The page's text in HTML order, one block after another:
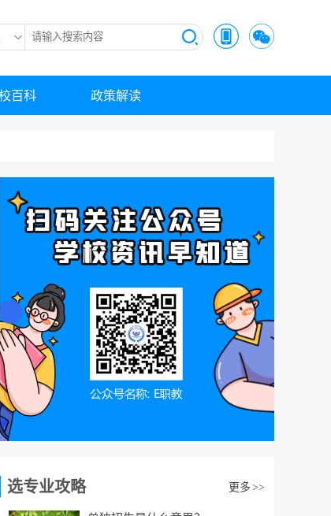
百科 政策解读
选专业攻略 更多 >>